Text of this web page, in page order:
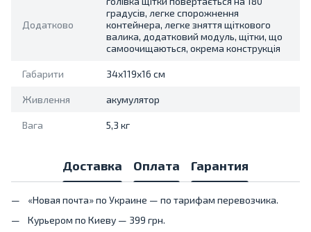
Додатково
градусів, легке спорожнення
контейнера, легке зняття щіткового
валика, додатковий модуль, щітки, що
самоочищаються, окрема конструкція
Габарити 34х119х16 см
Живлення акумулятор
Вага 5,3 кг
Доставка Оплата Гарантия
«Новая почта» по Украине — по тарифам перевозчика.
Курьером по Киеву — 399 грн.